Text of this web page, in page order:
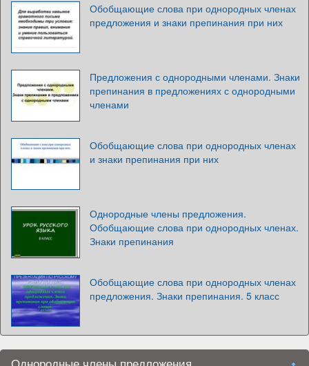
Обобщающие слова при однородных членах
предложения и знаки препинания при них
Предложения с однородными членами. Знаки
препинания в предложениях с однородными
членами
Обобщающие слова при однородных членах
и знаки препинания при них
Однородные члены предложения.
Обобщающие слова при однородных членах.
Знаки препинания
Обобщающие слова при однородных членах
предложения. Знаки препинания. 5 класс